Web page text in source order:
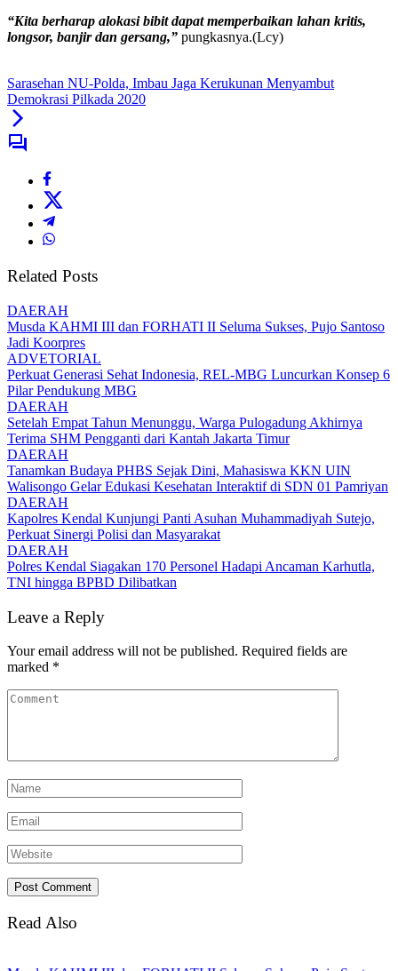
“Kita berharap alokasi bibit dapat memperbaikan lahan kritis,
longsor, banjir dan gersang,” pungkasnya.(Lcy)
Sarasehan NU-Polda, Imbau Jaga Kerukunan Menyambut
Demokrasi Pilkada 2020
Related Posts
DAERAH
Musda KAHMI III dan FORHATI II Seluma Sukses, Pujo Santoso
Jadi Koorpres
ADVETORIAL
Perkuat Generasi Sehat Indonesia, REL-MBG Luncurkan Konsep 6
Pilar Pendukung MBG
DAERAH
Setelah Empat Tahun Menunggu, Warga Pulogadung Akhirnya
Terima SHM Pengganti dari Kantah Jakarta Timur
DAERAH
Tanamkan Budaya PHBS Sejak Dini, Mahasiswa KKN UIN
Walisongo Gelar Edukasi Kesehatan Interaktif di SDN 01 Pamriyan
DAERAH
Kapolres Kendal Kunjungi Panti Asuhan Muhammadiyah Sutejo,
Perkuat Sinergi Polisi dan Masyarakat
DAERAH
Polres Kendal Siagakan 170 Personel Hadapi Ancaman Karhutla,
TNI hingga BPBD Dilibatkan
Leave a Reply
Your email address will not be published. Required fields are
marked *
Read Also